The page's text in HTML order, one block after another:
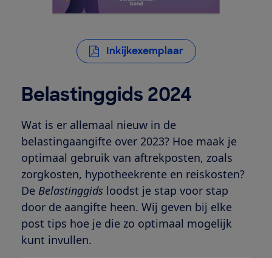
Inkijkexemplaar
Belastinggids 2024
Wat is er allemaal nieuw in de
belastingaangifte over 2023? Hoe maak je
optimaal gebruik van aftrekposten, zoals
zorgkosten, hypotheekrente en reiskosten?
De Belastinggids loodst je stap voor stap
door de aangifte heen. Wij geven bij elke
post tips hoe je die zo optimaal mogelijk
kunt invullen.